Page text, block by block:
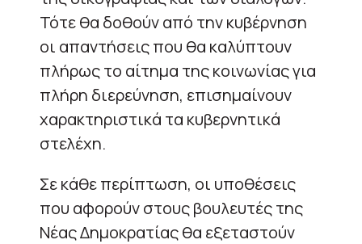
Τότε θα δοθούν από την κυβέρνηση
οι απαντήσεις που θα καλύπτουν
πλήρως το αίτημα της κοινωνίας για
πλήρη διερεύνηση, επισημαίνουν
χαρακτηριστικά τα κυβερνητικά
στελέχη.
Σε κάθε περίπτωση, οι υποθέσεις
που αφορούν στους βουλευτές της
Νέας Δημοκρατίας θα εξεταστούν